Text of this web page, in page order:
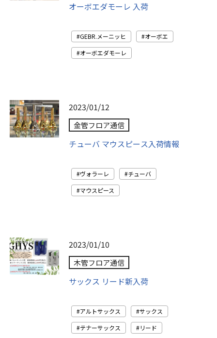
オーボエダモーレ 入荷
GEBR.メーニッヒ
オーボエ
オーボエダモーレ
2023/01/12
金管フロア通信
チューバ マウスピース入荷情報
ヴォラーレ
チューバ
マウスピース
2023/01/10
木管フロア通信
サックス リード新入荷
アルトサックス
サックス
テナーサックス
リード